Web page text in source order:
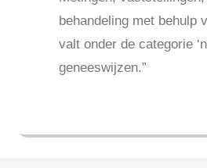
behandeling met behulp
valt onder de categorie
geneeswijzen.”